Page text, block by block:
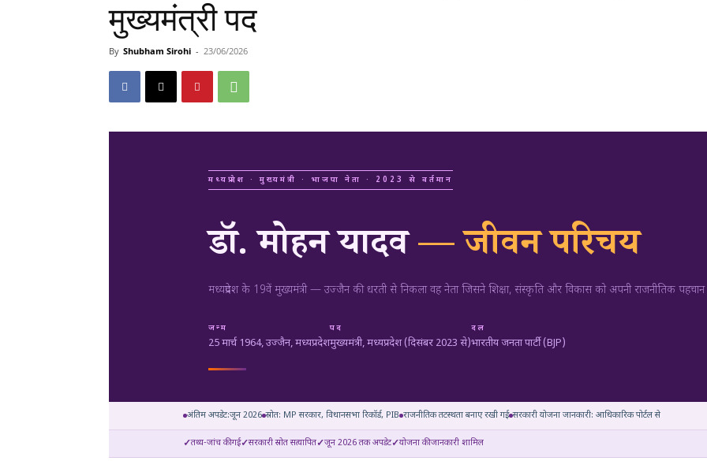
मुख्यमंत्री पद
By Shubham Sirohi - 23/06/2026
मध्यप्रदेश · मुख्यमंत्री · भाजपा नेता · 2023 से वर्तमान
डॉ. मोहन यादव— जीवन परिचय
मध्यप्रदेश के 19वें मुख्यमंत्री — उज्जैन की धरती से निकला वह नेता जिसने शिक्षा, संस्कृति और विकास को अपनी राजनीतिक पहचान
जन्म
25 मार्च 1964, उज्जैन, मध्यप्रदेश
पद
मुख्यमंत्री, मध्यप्रदेश (दिसंबर 2023 से)
दल
भारतीय जनता पार्टी (BJP)
अंतिम अपडेट:जून 2026 स्रोत: MP सरकार, विधानसभा रिकॉर्ड, PIB राजनीतिक तटस्थता बनाए रखी गई सरकारी योजना जानकारी: आधिकारिक पोर्टल से
तथ्य-जांच की गई सरकारी स्रोत सत्यापित जून 2026 तक अपडेट योजना की जानकारी शामिल